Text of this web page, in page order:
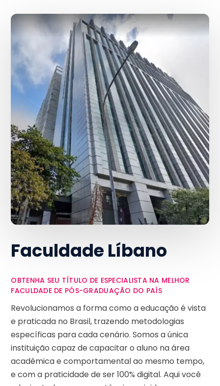
Faculdade Líbano
OBTENHA SEU TÍTULO DE ESPECIALISTA NA MELHOR
FACULDADE DE PÓS-GRADUAÇÃO DO PAÍS
Revolucionamos a forma como a educação é vista
e praticada no Brasil, trazendo metodologias
específicas para cada cenário. Somos a única
instituição capaz de capacitar o aluno na área
acadêmica e comportamental ao mesmo tempo,
e com a praticidade de ser 100% digital. Aqui você